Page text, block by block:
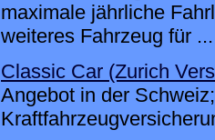
maximale jährliche
weiteres Fahrzeug für ...
Classic Car (Zurich
Angebot in der Schweiz;